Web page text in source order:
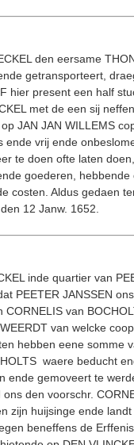
den eersame
getransporteert,
hier present een half
met de een sij
JAN JAN WILLEMS
ende vrij ende
te doen ofte laten
goederen,
costen. Aldus gedaen
12 Janw. 1652.
inde quartier van
PEETER JANSSEN
van
van welcke
hebben eene somme
waere beducht
ende gemoveert te
den voorschr.
zijn huijsinge ende
beneffens de